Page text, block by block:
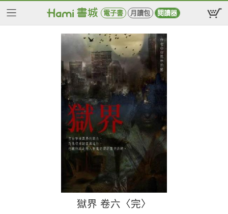
電子書 月讀包 閱讀器
獄界 卷六〈完〉